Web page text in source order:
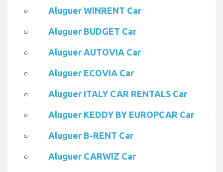
Aluguer WINRENT Car
Aluguer BUDGET Car
Aluguer AUTOVIA Car
Aluguer ECOVIA Car
Aluguer ITALY CAR RENTALS Car
Aluguer KEDDY BY EUROPCAR Car
Aluguer B-RENT Car
Aluguer CARWIZ Car